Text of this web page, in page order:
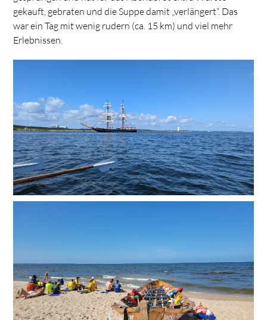
gekauft, gebraten und die Suppe damit „verlängert“. Das
war ein Tag mit wenig rudern (ca. 15 km) und viel mehr
Erlebnissen.